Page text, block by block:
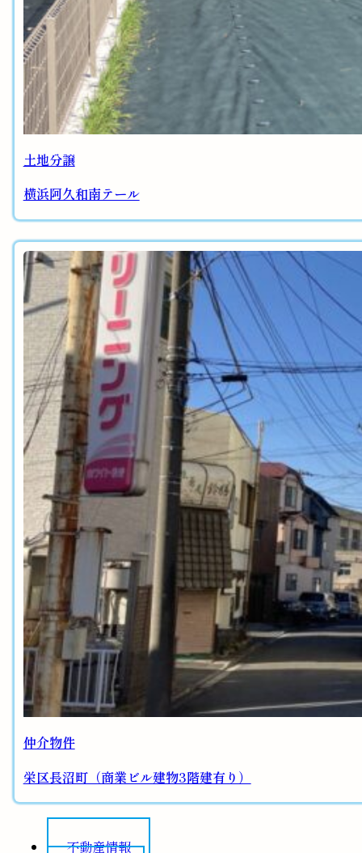
土地分譲
横浜阿久和南テール
仲介物件
栄区長沼町（商業ビル建物3階建有り）
不動産情報